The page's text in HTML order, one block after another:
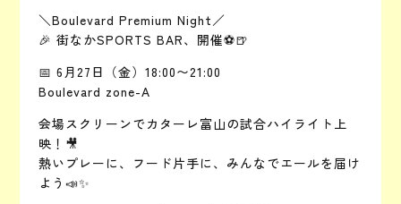
＼Boulevard Premium Night／
🎉 街なかSPORTS BAR、開催⚽🍺
📅 6月27日（金）18:00〜21:00
Boulevard zone-A
会場スクリーンでカターレ富山の試合ハイライト上
映！🎥
熱いプレーに、フード片手に、みんなでエールを届け
よう📣✨